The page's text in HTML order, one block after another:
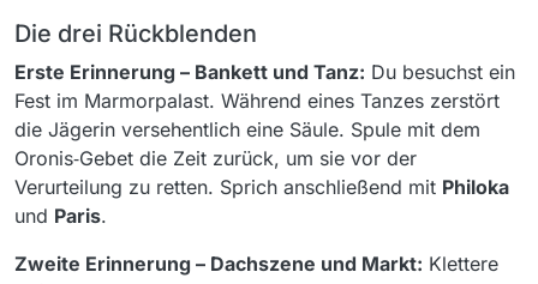
Die drei Rückblenden
Erste Erinnerung – Bankett und Tanz: Du besuchst ein
Fest im Marmorpalast. Während eines Tanzes zerstört
die Jägerin versehentlich eine Säule. Spule mit dem
Oronis‑Gebet die Zeit zurück, um sie vor der
Verurteilung zu retten. Sprich anschließend mit Philoka
und Paris.
Zweite Erinnerung – Dachszene und Markt: Klettere